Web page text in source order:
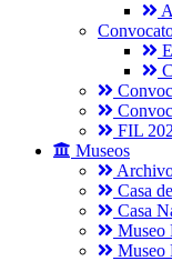
FIL
Museos
Casa
Casa
Museo
Museo